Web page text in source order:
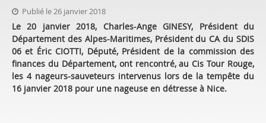
Publié le 26 janvier 2018
Le 20 janvier 2018, Charles-Ange GINESY, Président du
Département des Alpes-Maritimes, Président du CA du SDIS
06 et Éric CIOTTI, Député, Président de la commission des
finances du Département, ont rencontré, au Cis Tour Rouge,
les 4 nageurs-sauveteurs intervenus lors de la tempête du
16 janvier 2018 pour une nageuse en détresse à Nice.